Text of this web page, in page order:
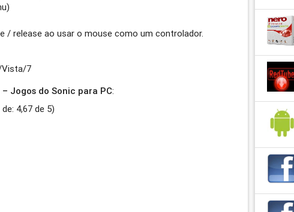
/ release ao usar o mouse como um controlador.
Vista/7
Jogos do Sonic para PC:
4,67 de 5)